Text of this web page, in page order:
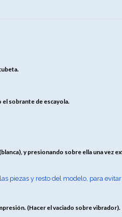
el sobrante de escayola.
y presionando sobre ella una vez
piezas y resto del modelo, para evitar
(Hacer el vaciado sobre vibrador).